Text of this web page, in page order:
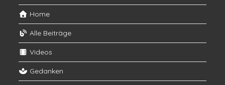
Home
Alle Beiträge
Videos
Gedanken